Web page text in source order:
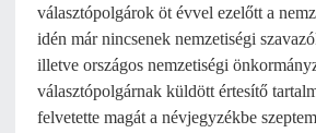
választópolgárok öt évvel ezelőtt a
idén már nincsenek nemzetiségi
illetve országos nemzetiségi
választópolgárnak küldött értesítő
felvetette magát a névjegyzékbe